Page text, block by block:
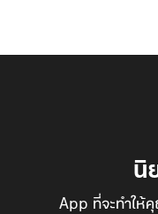
นิ
App ที่จะทำให้